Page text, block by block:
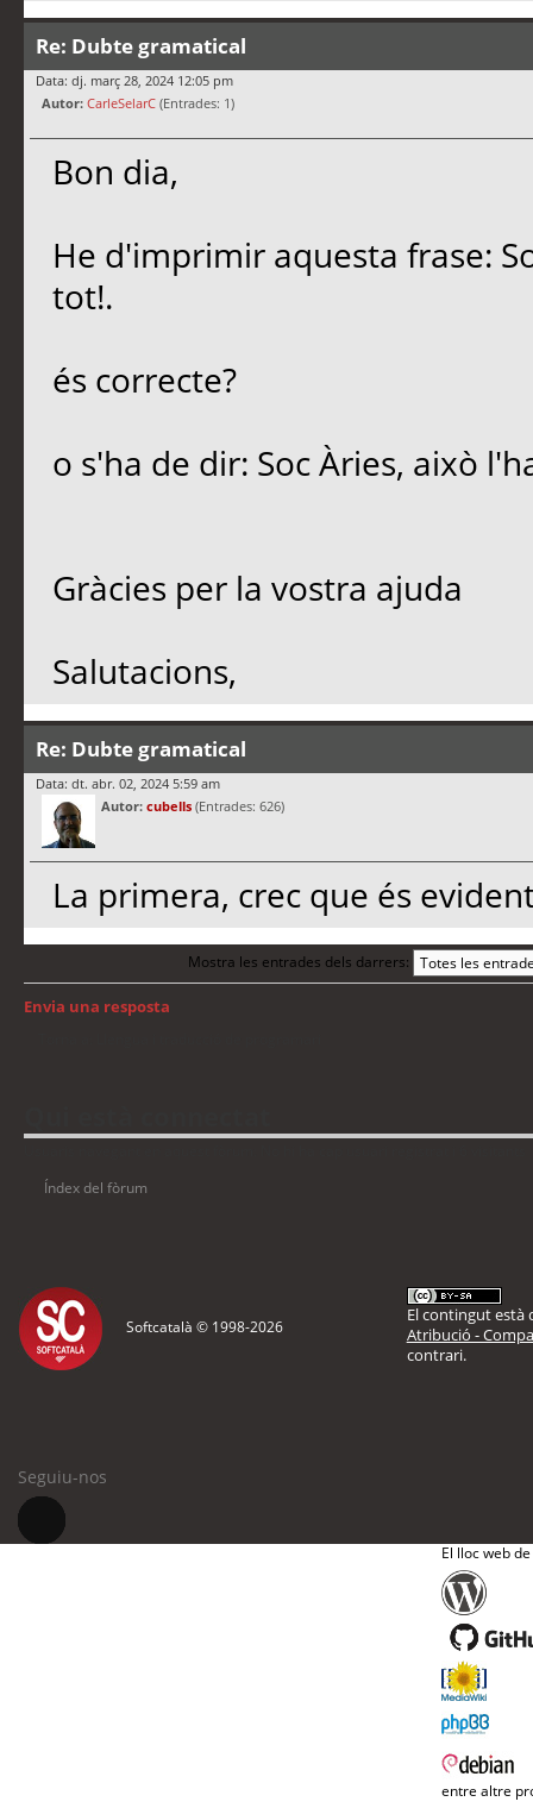
Re: Dubte gramatical
Data: dj. març 28, 2024 12:05 pm
Autor: CarleSelarC (Entrades: 1)
Bon dia,
He d'imprimir aquesta frase:
tot!.
és correcte?
o s'ha de dir: Soc Àries, això
Gràcies per la vostra ajuda
Salutacions,
Re: Dubte gramatical
Data: dt. abr. 02, 2024 5:59 am
Autor: cubells (Entrades: 626)
La primera, crec que és
Mostra les entrades dels darrers:
Envia una resposta
Índex del fòrum
Softcatalà © 1998-2026
El contingut està
Atribució -
contrari.
Seguiu-nos
El lloc web
entre altre